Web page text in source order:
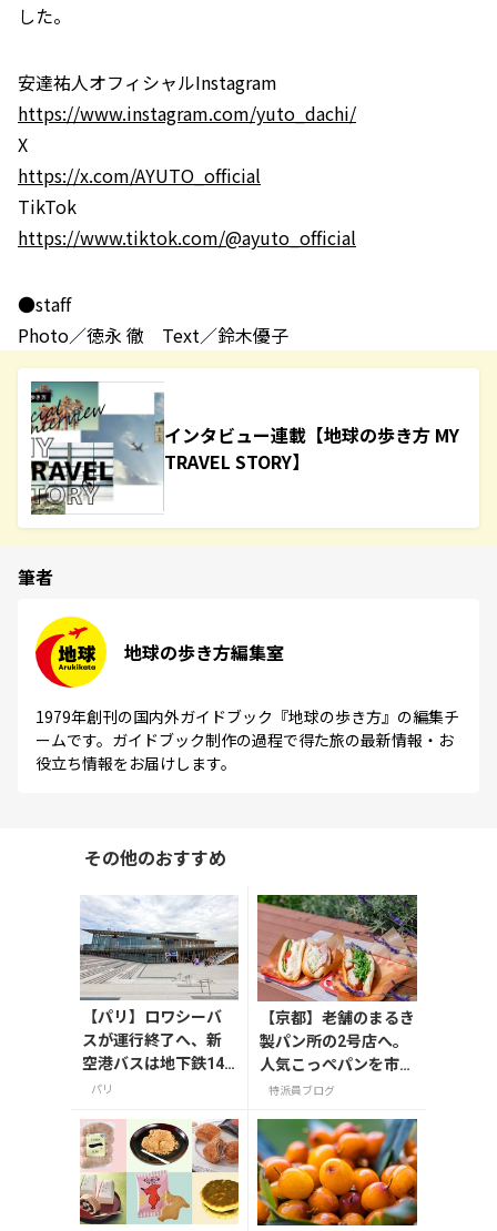
した。
安達祐人オフィシャルInstagram
https://www.instagram.com/yuto_dachi/
X
https://x.com/AYUTO_official
TikTok
https://www.tiktok.com/@ayuto_official
●staff
Photo／徳永 徹 Text／鈴木優子
インタビュー連載【地球の歩き方 MY
TRAVEL STORY】
筆者
地球の歩き方編集室
1979年創刊の国内外ガイドブック『地球の歩き方』の編集チ
ームです。ガイドブック制作の過程で得た旅の最新情報・お
役立ち情報をお届けします。
その他のおすすめ
【パリ】ロワシーバ
スが運行終了へ、新
空港バスは地下鉄14
号線サン・ドニ・プ
パリ
【京都】老舗のまるき
製パン所の2号店へ。
人気こっぺパンを市役
所で味わう
特派員ブログ